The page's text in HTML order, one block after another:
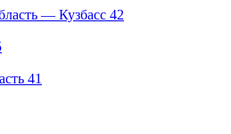
— Кузбасс 42
41